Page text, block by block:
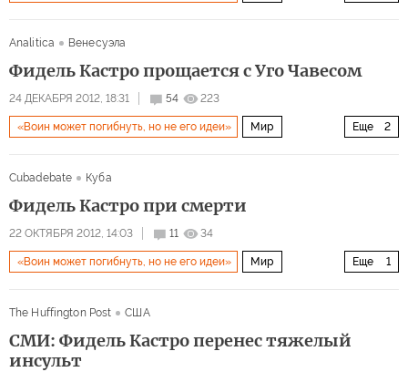
Analitica
Венесуэла
Фидель Кастро прощается с Уго Чавесом
24 ДЕКАБРЯ 2012, 18:31 54 223
Еще 2
«Воин может погибнуть, но не его идеи» Мир
Cubadebate
Куба
Фидель Кастро при смерти
22 ОКТЯБРЯ 2012, 14:03 11 34
Еще 1
«Воин может погибнуть, но не его идеи» Мир
The Huffington Post
США
СМИ: Фидель Кастро перенес тяжелый
инсульт